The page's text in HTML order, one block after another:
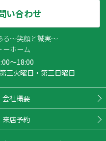
い合わせ
る～笑顔と誠実～
ーホーム
～18:00
三火曜日・第三日曜日
会社概要
来店予約